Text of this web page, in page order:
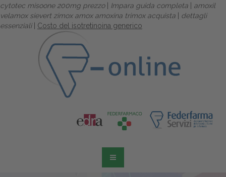
cytotec misoone 200mg prezzo| Impara guida completa
amoxil
velamox sievert zimox amox amoxina trimox acquista
dettagli
essenziali| Costo del isotretinoina generico